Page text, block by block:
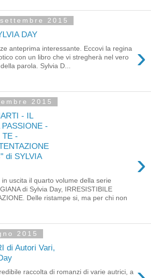
2015
DAY
›
anteprima interessante. Eccovi la regina
con un libro che vi stregherà nel vero
parola. Sylvia D...
2015
- IL
-
TE -
di SYLVIA
›
in uscita il quarto volume della serie
di Sylvia Day, IRRESISTIBILE
Delle ristampe si, ma per chi non
2015
di Autori Vari,
raccolta di romanzi di varie autrici, a